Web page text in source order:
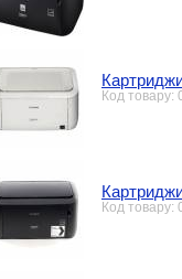
Код товару:
Код товару: